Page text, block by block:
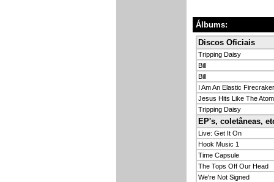
Álbums:
Discos Oficiais
Tripping Daisy
Bill
Bill
I Am An Elastic Firecraker
Jesus Hits Like The
Tripping Daisy
EP's, coletâneas,
Live: Get It On
Hook Music 1
Time Capsule
The Tops Off Our Head
We're Not Signed